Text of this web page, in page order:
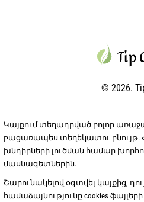
© 2026.
Կայքում տեղադրված բոլոր
բացառապես տեղեկատու բնույթ.
խնդիրների լուծման համար
մասնագետներին.
Շարունակելով օգտվել կայքից,
համաձայնությունը cookies